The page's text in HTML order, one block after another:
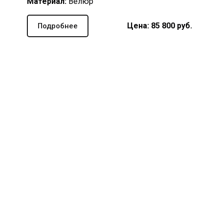
Подробнее Цена: 85 800 руб.